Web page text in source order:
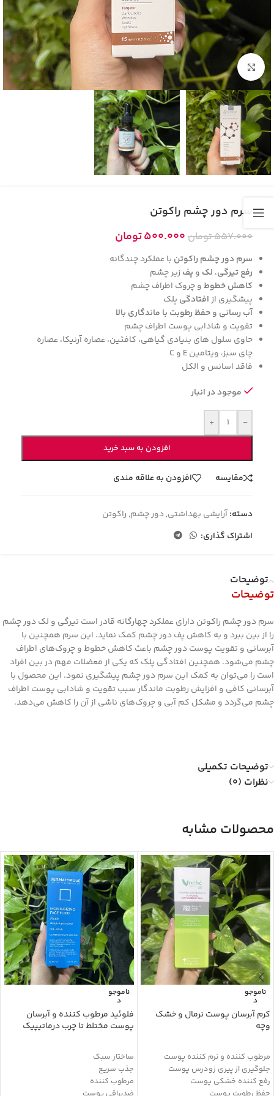
بزرگنمایی تصویر
سرم دور چشم راکوتن
557.000تومان 500.000تومان
سرم دور چشم راکوتن با عملکرد چندگانه
رفع تیرگی، لک و پف زیر چشم
کاهش خطوطو چروک اطراف چشم
پیشگیری ازافتادگی پلک
آب رسانی وحفظ رطوبت با ماندگاری بالا
تقویت و شادابی پوست اطراف چشم
حاوی سلول های بنیادی گیاهی، کافئین، عصاره آرنیکا، عصاره
چای سبز، ویتامینE وC
فاقد اسانس و الکل
موجود در انبار
-
+
افزودن به سبد خرید
مقایسه افزودن به علاقه مندی
دسته:آرایشی بهداشتی,دور چشم, راکوتن
اشتراک گذاری:
توضیحات
توضیحات
سرم دور چشم راکوتن دارای عملکرد چهارگانه قادر است تیرگی و لک دور چشم
را از بین ببرد و به کاهش پف دور چشم کمک نماید. این سرم همچنین با
آبرسانی و تقویت پوست دور چشم باعث کاهش خطوط و چروک‌های اطراف
چشم می‌شود. همچنین افتادگی پلک که یکی از معضلات مهم در بین افراد
است را می‌توان به کمک این سرم دور چشم پیشگیری نمود. این محصول با
آبرسانی کافی و افزایش رطوبت ماندگار سبب تقویت و شادابی پوست اطراف
چشم می‌گردد و مشکل کم آبی و چروک‌های ناشی از آن را کاهش می‌دهد.
توضیحات تکمیلی
نظرات (0)
محصولات مشابه
ناموجو
د
کرم آبرسان پوست نرمال و خشک
وچه
مرطوب کننده و نرم کننده پوست
جلوگیری از پیری زودرس پوست
رفع کننده خشکی پوست
حفظ رطوبت پوست
ناموجو
د
فلوئید مرطوب کننده و آبرسان
پوست مختلط تا چرب درماتیپیک
ساختار سبک
جذب سریع
مرطوب کننده
ضدبراقی پوست